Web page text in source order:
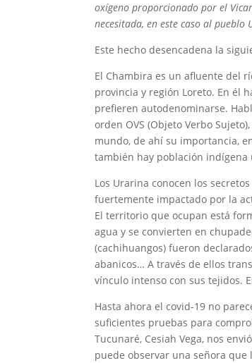
oxígeno proporcionado por el
necesitada, en este caso al pueblo
Este hecho desencadena la
El Chambira es un afluente del
provincia y región Loreto. En él
prefieren autodenominarse.
orden OVS (Objeto Verbo
mundo, de ahí su importancia,
también hay población
Los Urarina conocen los
fuertemente impactado por la
El territorio que ocupan está
agua y se convierten en
(cachihuangos) fueron
abanicos… A través de ellos
vínculo intenso con sus tejidos.
Hasta ahora el covid-19 no
suficientes pruebas para
Tucunaré, Cesiah Vega, nos
puede observar una señora